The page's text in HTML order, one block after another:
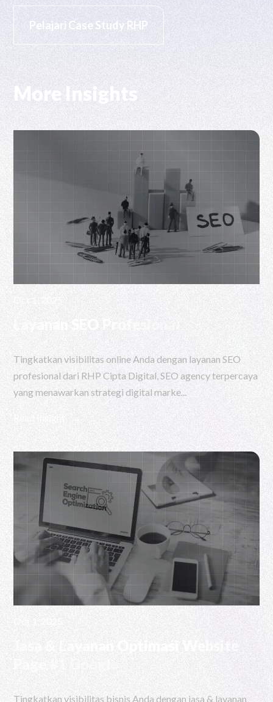
Pelajari Case Study RHP
More Insights
Tingkatkan visibilitas online Anda dengan layanan SEO
profesional dari RHP Cipta Digital, SEO agency terpercaya
yang menawarkan strategi digital marke...
Jasa & Layanan Optimasi Website
Tingkatkan visibilitas bisnis Anda dengan jasa & layanan